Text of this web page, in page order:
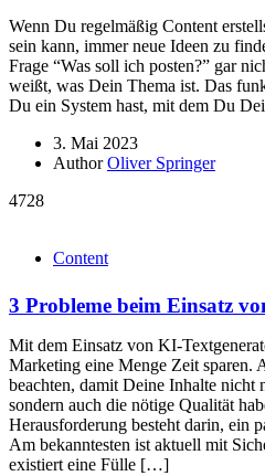
Wenn Du regelmäßig Content
sein kann, immer neue Ideen zu
Frage “Was soll ich posten?” gar
weißt, was Dein Thema ist. Das
Du ein System hast, mit dem Du
3. Mai 2023
AuthorOliver Springer
4728
Content
3 Probleme beim Einsatz
Mit dem Einsatz von KI-
Marketing eine Menge Zeit sparen.
beachten, damit Deine Inhalte nicht
sondern auch die nötige Qualität
Herausforderung besteht darin, ein
Am bekanntesten ist aktuell mit
existiert eine Fülle […]